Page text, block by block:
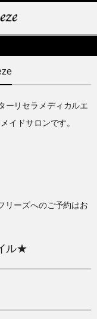
ーリセラメディカルエ
イドサロンです。
ル★